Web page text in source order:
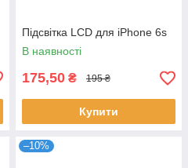
Підсвітка LCD для iPhone 6s
В наявності
175,50 ₴ 195 ₴
Купити
–10%